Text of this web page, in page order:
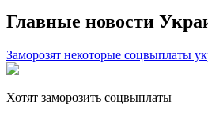
Главные новости
Заморозят некоторые соцвыплаты
Хотят заморозить соцвыплаты